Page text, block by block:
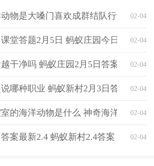
app/81897.html
物是大嗓门喜欢成群结队行动 神奇
02-04
堂答题2月5日 蚂蚁庄园今日课堂答
02-04
干净吗 蚂蚁庄园2月5日答案最新02-04
哪种职业 蚂蚁新村2月3日答案最新
02-04
的海洋动物是什么 神奇海洋2月4日
02-04
案最新2.4 蚂蚁新村2.4答案 02-04